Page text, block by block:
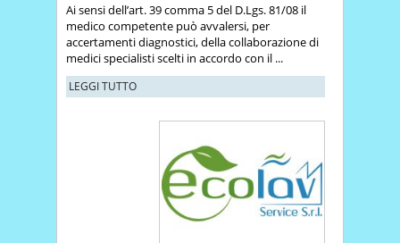
Ai sensi dell’art. 39 comma 5 del D.Lgs. 81/08 il
medico competente può avvalersi, per
accertamenti diagnostici, della collaborazione di
medici specialisti scelti in accordo con il ...
LEGGI TUTTO